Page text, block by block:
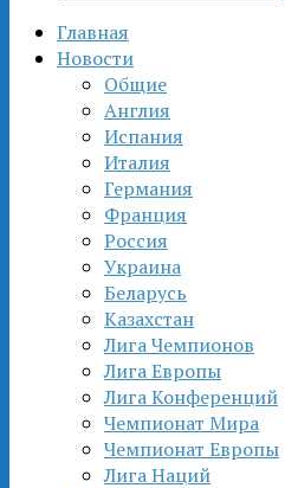
Главная
Новости
Общие
Англия
Испания
Италия
Германия
Франция
Россия
Украина
Беларусь
Казахстан
Лига Чемпионов
Лига Европы
Лига Конференций
Чемпионат Мира
Чемпионат Европы
Лига Наций